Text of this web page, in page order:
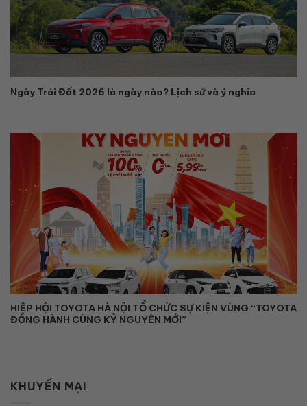
Ngày Trái Đất 2026 là ngày nào? Lịch sử và ý nghĩa
HIỆP HỘI TOYOTA HÀ NỘI TỔ CHỨC SỰ KIỆN VÙNG “TOYOTA
ĐỒNG HÀNH CÙNG KỶ NGUYÊN MỚI”
KHUYẾN MẠI